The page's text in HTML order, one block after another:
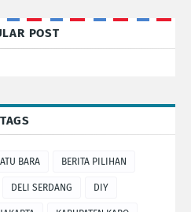
POST
TAGS
BARA BERITA PILIHAN
DELI SERDANG DIY